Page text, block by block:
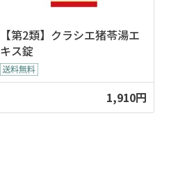
【第2類】クラシエ猪苓湯エ
キス錠
1,910円